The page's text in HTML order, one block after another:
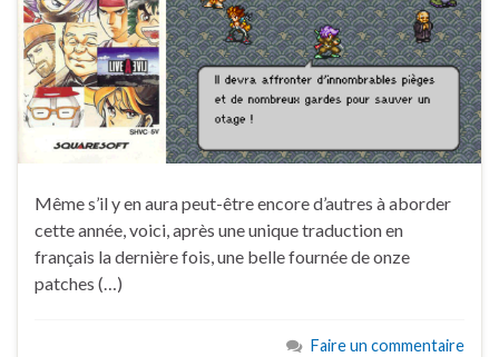
Même s’il y en aura peut-être encore d’autres à aborder
cette année, voici, après une unique traduction en
français la dernière fois, une belle fournée de onze
patches (…)
Faire un commentaire